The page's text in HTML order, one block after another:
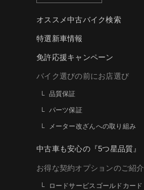
オススメ中古バイク検索
特選新車情報
免許応援キャンペーン
バイク選びの前にお店選び
品質保証
パーツ保証
メーター改ざんへの取り組み
中古車も安心の『5つ星品質』
お得な契約オプションのご紹介
ロードサービスゴールドカード